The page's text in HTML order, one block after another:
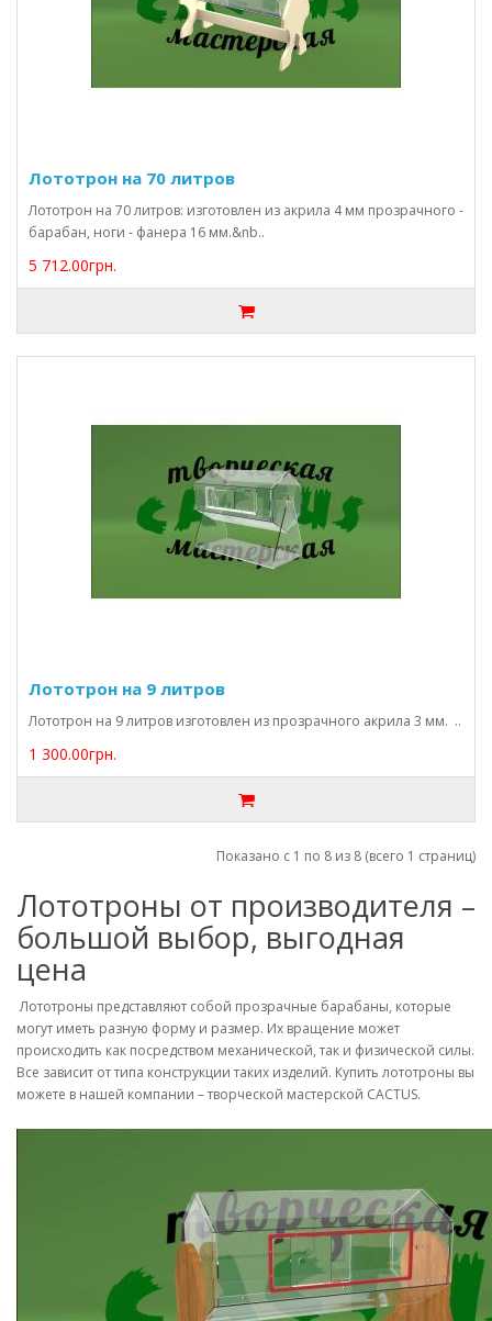
Лототрон на 70 литров
Лототрон на 70 литров: изготовлен из акрила 4 мм прозрачного -
барабан, ноги - фанера 16 мм.&nb..
5 712.00грн.
Лототрон на 9 литров
Лототрон на 9 литров изготовлен из прозрачного акрила 3 мм. ..
1 300.00грн.
Показано с 1 по 8 из 8 (всего 1 страниц)
Лототроны от производителя –
большой выбор, выгодная
цена
Лототроны представляют собой прозрачные барабаны, которые
могут иметь разную форму и размер. Их вращение может
происходить как посредством механической, так и физической силы.
Все зависит от типа конструкции таких изделий. Купить лототроны вы
можете в нашей компании – творческой мастерской CACTUS.